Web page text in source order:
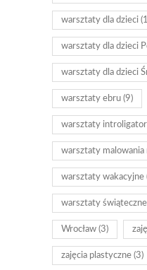
warsztaty dla dzieci
warsztaty dla dzieci
warsztaty dla dzieci
warsztaty ebru (9)
warsztaty
warsztaty malowania
warsztaty wakacyjne
warsztaty świąteczne
Wrocław (3)
zajęcia plastyczne (3)